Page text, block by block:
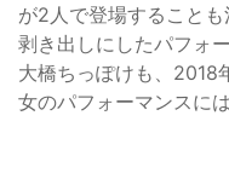
が2人で登場すること
剥き出しにしたパフォ
大橋ちっぽけも、2018
女のパフォーマンスに